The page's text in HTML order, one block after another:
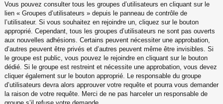
Vous pouvez consulter tous les groupes d’utilisateurs en cliquant sur le
lien « Groupes d’utilisateurs » depuis le panneau de contrôle de
l’utilisateur. Si vous souhaitez en rejoindre un, cliquez sur le bouton
approprié. Cependant, tous les groupes d’utilisateurs ne sont pas ouverts
aux nouvelles adhésions. Certains peuvent nécessiter une approbation,
d’autres peuvent être privés et d’autres peuvent même être invisibles. Si
le groupe est public, vous pouvez le rejoindre en cliquant sur le bouton
dédié. Si le groupe est restreint et nécessite une approbation, vous devez
cliquer également sur le bouton approprié. Le responsable du groupe
d’utilisateurs devra alors approuver votre requête et pourra vous demander
la raison de votre requête. Merci de ne pas harceler un responsable de